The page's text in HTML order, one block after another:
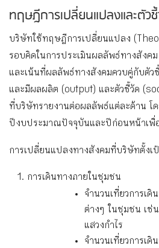
ทฤษฎีการเปลี่ยนแปลงและตัว
บริษัทใช้ทฤษฎีการเปลี่ยนแปลง
รอบคิดในการประเมินผลลัพธ์ทางสังค
และเน้นที่ผลลัพธ์ทางสังคมควบคู่กับตัว
และมีผลผลิต (output) และตัวชี้วัด
ที่บริษัทรายงานต่อผลลัพธ์แต่ละด้าน โ
ปีงบประมาณปัจจุบันและปีก่อนหน้าเพื่
การเปลี่ยนแปลงทางสังคมที่บริษัทตั้งเ
การเดินทางภายในชุมชน
จำนวนเที่ยวการเ
ต่างๆ ในชุมชน เช่
แสวงกำไร
จำนวนเที่ยวการเ